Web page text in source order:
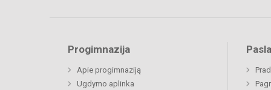
Progimnazija
Apie progimnaziją
Ugdymo aplinka